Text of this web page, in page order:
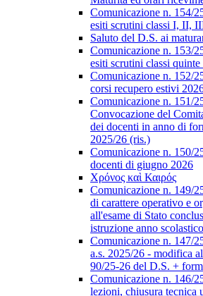
Comunicazione n. 154/
esiti scrutini classi I, II,
Saluto del D.S. ai
Comunicazione n. 153/
esiti scrutini classi quinte
Comunicazione n. 152/
corsi recupero estivi
Comunicazione n. 151/
Convocazione del
dei docenti in anno di
2025/26 (ris.)
Comunicazione n. 150/
docenti di giugno 2026
Χρόνος καὶ Καιρός
Comunicazione n. 149/
di carattere operativo e
all'esame di Stato
istruzione anno
Comunicazione n. 147/
a.s. 2025/26 - modifica
90/25-26 del D.S. +
Comunicazione n. 146/
lezioni, chiusura tecnica